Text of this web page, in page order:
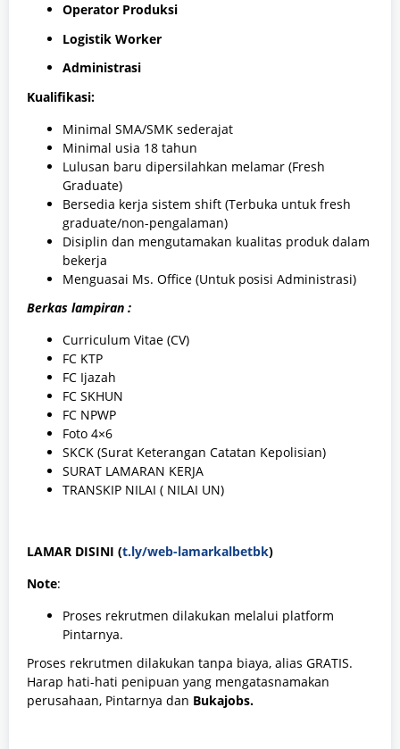
Operator Produksi
Logistik Worker
Administrasi
Kualifikasi:
Minimal SMA/SMK sederajat
Minimal usia 18 tahun
Lulusan baru dipersilahkan melamar (Fresh
Graduate)
Bersedia kerja sistem shift (Terbuka untuk fresh
graduate/non-pengalaman)
Disiplin dan mengutamakan kualitas produk dalam
bekerja
Menguasai Ms. Office (Untuk posisi Administrasi)
Berkas lampiran :
Curriculum Vitae (CV)
FC KTP
FC Ijazah
FC SKHUN
FC NPWP
Foto 4×6
SKCK (Surat Keterangan Catatan Kepolisian)
SURAT LAMARAN KERJA
TRANSKIP NILAI ( NILAI UN)
LAMAR DISINI (t.ly/web-lamarkalbetbk)
Note:
Proses rekrutmen dilakukan melalui platform
Pintarnya.
Proses rekrutmen dilakukan tanpa biaya, alias GRATIS.
Harap hati-hati penipuan yang mengatasnamakan
perusahaan, Pintarnya dan Bukajobs.